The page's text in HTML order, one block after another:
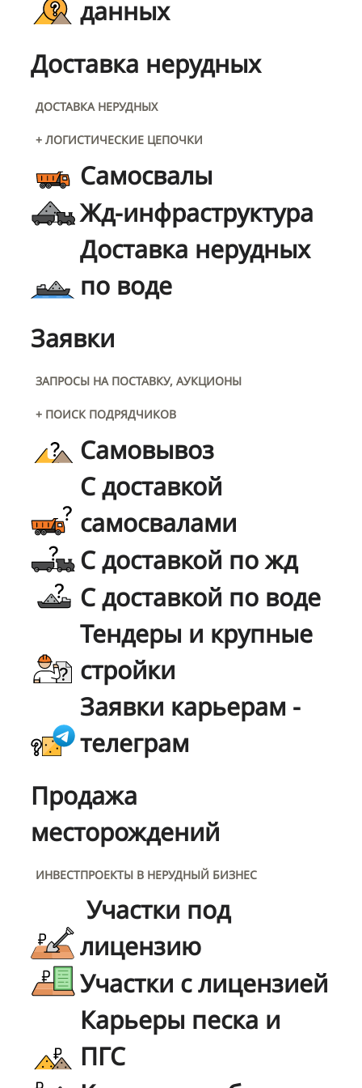
данных
Доставка нерудных
ДОСТАВКА НЕРУДНЫХ
+ ЛОГИСТИЧЕСКИЕ ЦЕПОЧКИ
Самосвалы
Жд-инфраструктура
Доставка нерудных
по воде
Заявки
ЗАПРОСЫ НА ПОСТАВКУ, АУКЦИОНЫ
+ ПОИСК ПОДРЯДЧИКОВ
Самовывоз
С доставкой
самосвалами
С доставкой по жд
С доставкой по воде
Тендеры и крупные
стройки
Заявки карьерам -
телеграм
Продажа
месторождений
ИНВЕСТПРОЕКТЫ В НЕРУДНЫЙ БИЗНЕС
Участки под
лицензию
Участки с лицензией
Карьеры песка и
ПГС